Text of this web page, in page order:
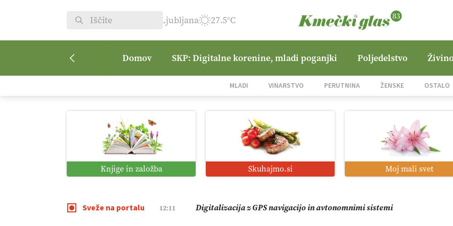
Ljubljana 27.5°C
Domov SKP: Digitalne korenine, mladi poganjki Poljedelstvo
MLADI VINARSTVO PERUTNINA ŽENSKE OSTALO
Knjige in založba Skuhajmo.si Moj mali svet
Sveže na portalu
08:50 Vrt Dvorjane Hills
01:38 Digitalno od satelita do prašičjega korita
12:11 Digitalizacija z GPS navigacijo in avtonomnimi sistemi
09:09 Pomagajmo družini Bregar po uničujočem požaru